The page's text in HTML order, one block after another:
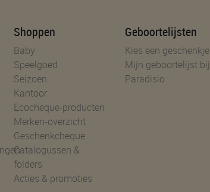
Shoppen
Baby
Speelgoed
Seizoen
Kantoor
Ecocheque-producten
Merken-overzicht
Geschenkcheque
Catalogussen &
folders
Acties & promoties
Geboortelijsten
Kies een geschenkje
Mijn geboortelijst bij
Paradisio